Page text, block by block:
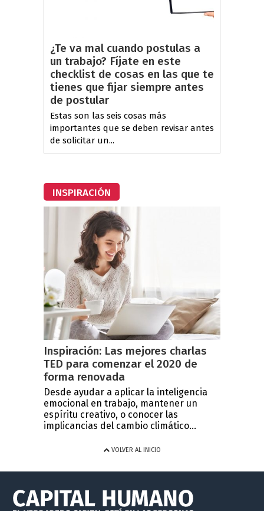
¿Te va mal cuando postulas a
un trabajo? Fíjate en este
checklist de cosas en las que te
tienes que fijar siempre antes
de postular
Estas son las seis cosas más
importantes que se deben revisar antes
de solicitar un...
INSPIRACIÓN
Inspiración: Las mejores charlas
TED para comenzar el 2020 de
forma renovada
Desde ayudar a aplicar la inteligencia
emocional en trabajo, mantener un
espíritu creativo, o conocer las
implicancias del cambio climático...
VOLVER AL INICIO